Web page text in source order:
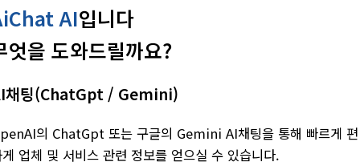
AI입니다
엇을 도와드릴까요?
채팅(ChatGpt / Gemini)
의 ChatGpt 또는 구글의 Gemini AI채팅을 통해 빠르게 편
업체 및 서비스 관련 정보를 얻으실 수 있습니다.